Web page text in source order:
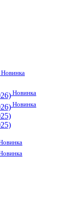
Новинка
Новинка
Новинка